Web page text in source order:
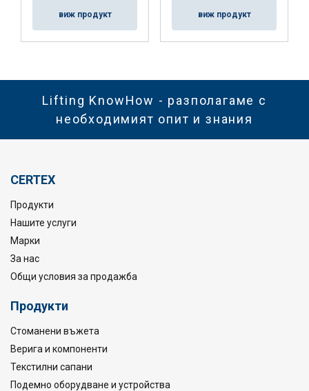
виж продукт виж продукт
Lifting KnowHow - разполагаме с
необходимият опит и знания
CERTEX
Продукти
Нашите услуги
Марки
За нас
Общи условия за продажба
Продукти
Стоманени въжета
Верига и компоненти
Текстилни сапани
Подемно оборудване и устройства